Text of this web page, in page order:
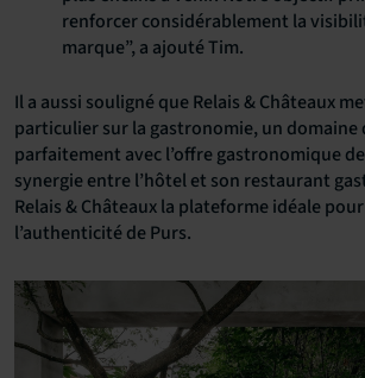
renforcer considérablement la
marque”, a ajouté Tim.
Il a aussi souligné que Relais & Châteaux
particulier sur la gastronomie, un domaine
parfaitement avec l’offre gastronomique
synergie entre l’hôtel et son restaurant
Relais & Châteaux la plateforme idéale
l’authenticité de Purs.